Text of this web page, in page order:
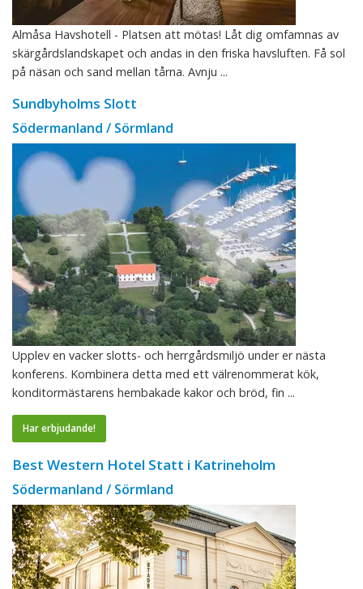
Almåsa Havshotell - Platsen att mötas! Låt dig omfamnas av
skärgårdslandskapet och andas in den friska havsluften. Få sol
på näsan och sand mellan tårna. Avnju ...
Sundbyholms Slott
Södermanland / Sörmland
Upplev en vacker slotts- och herrgårdsmiljö under er nästa
konferens. Kombinera detta med ett välrenommerat kök,
konditormästarens hembakade kakor och bröd, fin ...
Har erbjudande!
Best Western Hotel Statt i Katrineholm
Södermanland / Sörmland